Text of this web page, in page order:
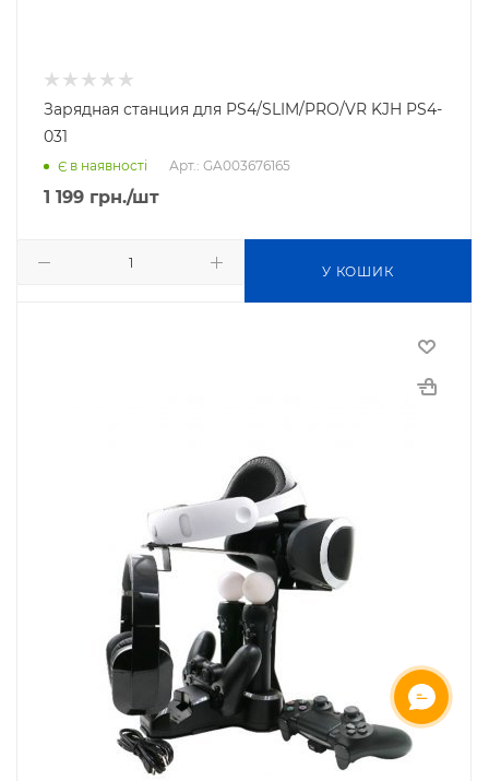
Зарядная станция для PS4/SLIM/PRO/VR KJH PS4-
031
Є в наявності Арт.: GA003676165
1 199 грн./шт
У КОШИК
ОНЛАЙН ЧАТ